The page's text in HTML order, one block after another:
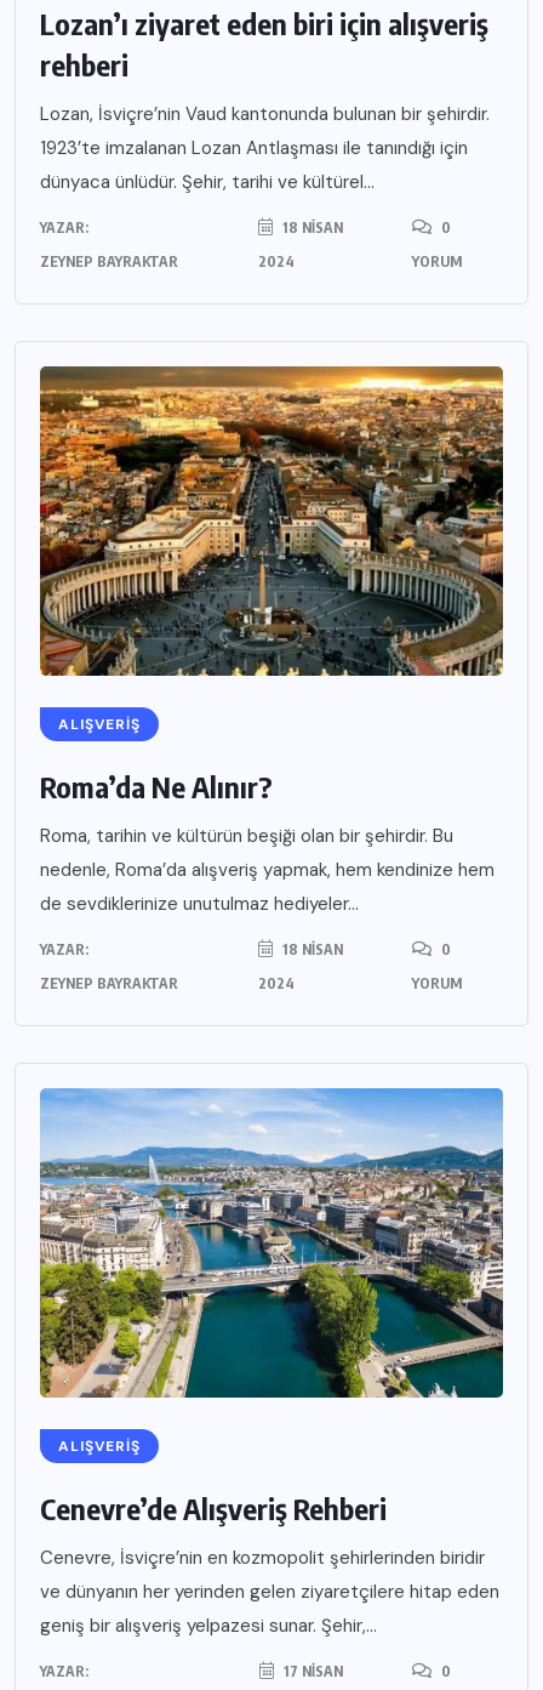
Lozan’ı ziyaret eden biri için alışveriş
rehberi
Lozan, İsviçre’nin Vaud kantonunda bulunan bir şehirdir.
1923’te imzalanan Lozan Antlaşması ile tanındığı için
dünyaca ünlüdür. Şehir, tarihi ve kültürel...
YAZAR:
ZEYNEP BAYRAKTAR
18 NISAN
2024
0
YORUM
ALIŞVERIŞ
Roma’da Ne Alınır?
Roma, tarihin ve kültürün beşiği olan bir şehirdir. Bu
nedenle, Roma’da alışveriş yapmak, hem kendinize hem
de sevdiklerinize unutulmaz hediyeler...
YAZAR:
ZEYNEP BAYRAKTAR
18 NISAN
2024
0
YORUM
ALIŞVERIŞ
Cenevre’de Alışveriş Rehberi
Cenevre, İsviçre’nin en kozmopolit şehirlerinden biridir
ve dünyanın her yerinden gelen ziyaretçilere hitap eden
geniş bir alışveriş yelpazesi sunar. Şehir,...
YAZAR:
17 NISAN
0